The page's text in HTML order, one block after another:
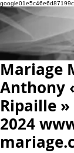
Mariage
Anthony
Ripaille »
2024